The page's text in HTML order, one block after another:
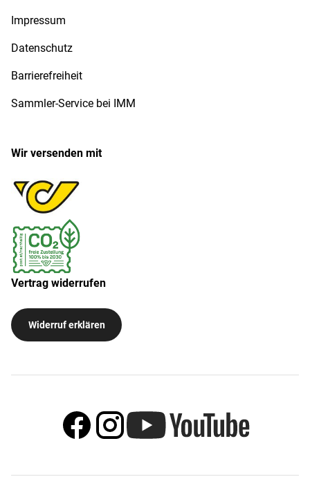
Impressum
Datenschutz
Barrierefreiheit
Sammler-Service bei IMM
Wir versenden mit
Vertrag widerrufen
Widerruf erklären